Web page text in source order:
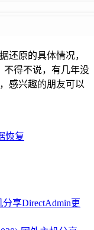
还原的具体情况，
不得不说，有几年没
感兴趣的朋友可以
恢复
DirectAdmin更